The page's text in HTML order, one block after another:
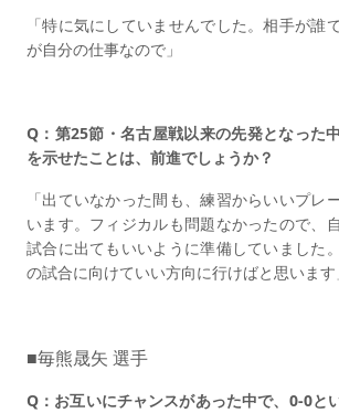
「特に気にしていませんでした。相手が誰
が自分の仕事なので」
Q：第25節・名古屋戦以来の先発となった
を示せたことは、前進でしょうか？
「出ていなかった間も、練習からいいプレ
います。フィジカルも問題なかったので、
試合に出てもいいように準備していました
の試合に向けていい方向に行けばと思います
■毎熊晟矢 選手
Q：お互いにチャンスがあった中で、0-0と